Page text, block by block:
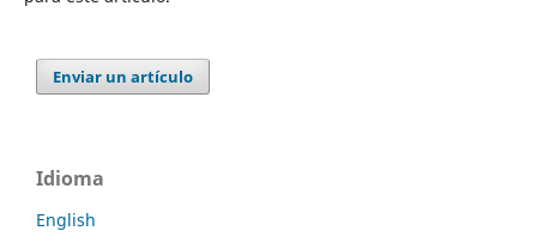
Enviar un artículo
Idioma
English